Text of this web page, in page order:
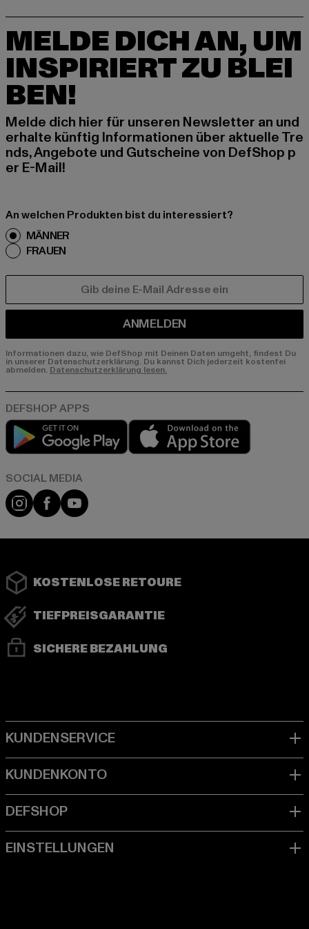
MELDE DICH AN, UM
INSPIRIERT ZU BLEI
BEN!
Melde dich hier für unseren Newsletter an und
erhalte künftig Informationen über aktuelle Tre
nds, Angebote und Gutscheine von DefShop p
er E-Mail!
An welchen Produkten bist du interessiert?
MÄNNER
FRAUEN
ANMELDEN
Informationen dazu, wie DefShop mit Deinen Daten umgeht, findest Du
in unserer Datenschutzerklärung. Du kannst Dich jederzeit kostenfei
abmelden. Datenschutzerklärung lesen.
Play market
Instagram
FacebookYouTube
KOSTENLOSE RETOURE
TIEFPREISGARANTIE
SICHERE BEZAHLUNG